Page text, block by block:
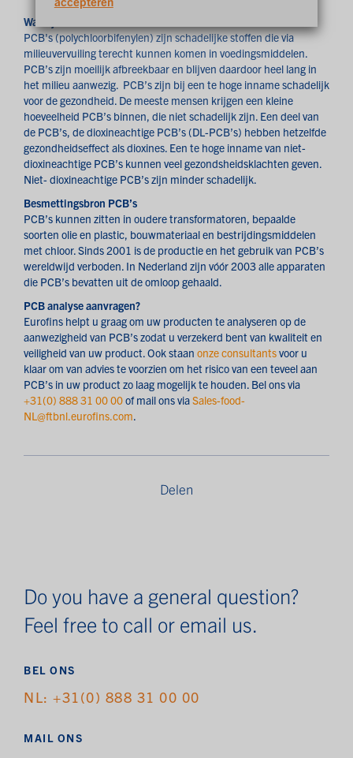
Wat zijn PCB’s?
PCB's (polychloorbifenylen) zijn schadelijke stoffen die via
milieuvervuiling terecht kunnen komen in voedingsmiddelen.
PCB’s zijn moeilijk afbreekbaar en blijven daardoor heel lang in
het milieu aanwezig. PCB’s zijn bij een te hoge inname schadelijk
voor de gezondheid. De meeste mensen krijgen een kleine
hoeveelheid PCB’s binnen, die niet schadelijk zijn. Een deel van
de PCB’s, de dioxineachtige PCB’s (DL-PCB’s) hebben hetzelfde
gezondheidseffect als dioxines. Een te hoge inname van niet-
dioxineachtige PCB’s kunnen veel gezondsheidsklachten geven.
Niet- dioxineachtige PCB’s zijn minder schadelijk.
Besmettingsbron PCB’s
PCB’s kunnen zitten in oudere transformatoren, bepaalde
soorten olie en plastic, bouwmateriaal en bestrijdingsmiddelen
met chloor. Sinds 2001 is de productie en het gebruik van PCB’s
wereldwijd verboden. In Nederland zijn vóór 2003 alle apparaten
die PCB’s bevatten uit de omloop gehaald.
PCB analyse aanvragen?
Eurofins helpt u graag om uw producten te analyseren op de
aanwezigheid van PCB’s zodat u verzekerd bent van kwaliteit en
veiligheid van uw product. Ook staan onze consultantsvoor u
klaar om van advies te voorzien om het risico van een teveel aan
PCB’s in uw product zo laag mogelijk te houden. Bel ons via
+31(0) 888 31 00 00of mail ons viaSales-food-
NL@ftbnl.eurofins.com.
Delen
Do you have a general question?
Feel free to call or email us.
BEL ONS
NL: +31(0) 888 31 00 00
MAIL ONS